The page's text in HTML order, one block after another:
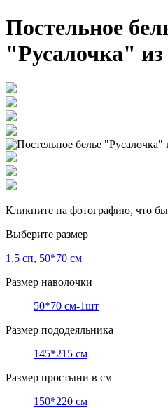
Постельное
"Русалочка"
Кликните на фотографию, что
Выберите размер
1,5 сп, 50*70 см
Размер наволочки
50*70 см-1шт
Размер пододеяльника
145*215 см
Размер простыни в см
150*220 см